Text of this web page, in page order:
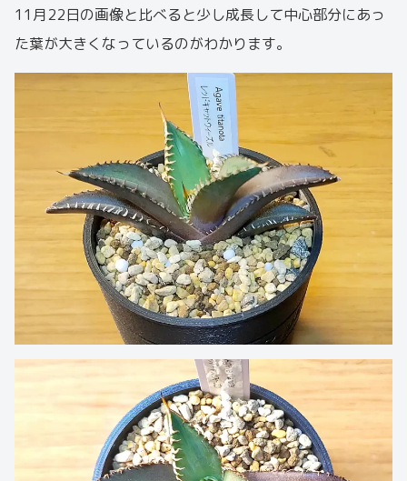
11月22日の画像と比べると少し成長して中心部分にあっ
た葉が大きくなっているのがわかります。